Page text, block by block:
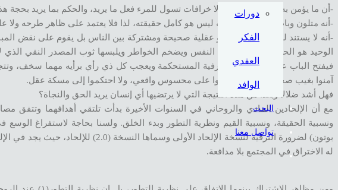
دورات
الفكر
العقدي
الوافد
البحث
تواصل معنا
-أن ما يؤمن به من الغيب ليس إلا خرافات تسول للمرء فعل ما يريد، والحكم بما يريد بحجة
-أنه متلون وباطني فما يظهر منه ليس هو كامل حقيقته، لذا فلا يعتمد على ظاهر طرحه ولا
-أنه لا يستند لمنطلقات حسية أو عقلية صحيحة ومشتركة بين الناس بل يقوم على نقض
الوحيد هو الحدس فيقدس هوى النفس ويضخم الخواطر ويلبسها ثوب المصدر النقي الذي لا
فيفتح الباب على الفوضى المعرفية المستحكمة ويعجب كل ذي رأي برأيه مهما سخف،
آمنوا بغيب صحيح ثابت، ولا اتفقوا على محسوس واقعي، ولا احتكموا إلى مسكة عقل.
فهل أشد ضلالاً وبعداً من هذه النتيجة التي لا يرتضيها أي إنسان يريد الحق والنجاة؟
مع أن الإلحادين المادي والروحاني في السنوات الأخيرة بدأت تلتقي أهدافهما وتتفق
ونسبية الحقيقة، ونسبية القيم ونظرية التطور وبدء الخلق. ولسنا بحاجة لاستفراغ
بوتون) لضرورة الترقية لنسخة الإلحاد
له الاختراق في المجتمع بلا مدافعة.